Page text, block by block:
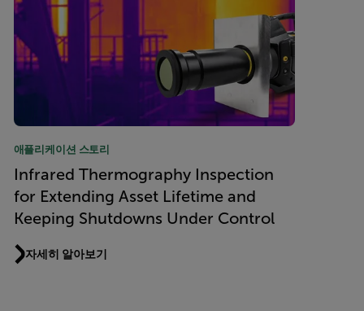
애플리케이션 스토리
Infrared Thermography Inspection
for Extending Asset Lifetime and
Keeping Shutdowns Under Control
자세히 알아보기